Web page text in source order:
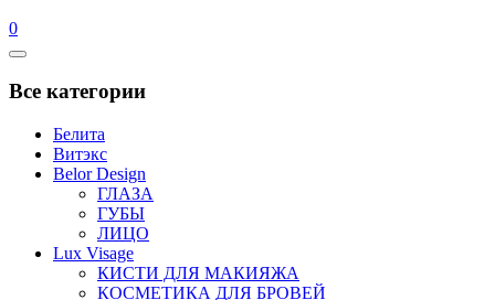
0
Catalog
Все категории
Белита
Витэкс
Belor Design
ГЛАЗА
ГУБЫ
ЛИЦО
Lux Visage
КИСТИ ДЛЯ МАКИЯЖА
КОСМЕТИКА ДЛЯ БРОВЕЙ